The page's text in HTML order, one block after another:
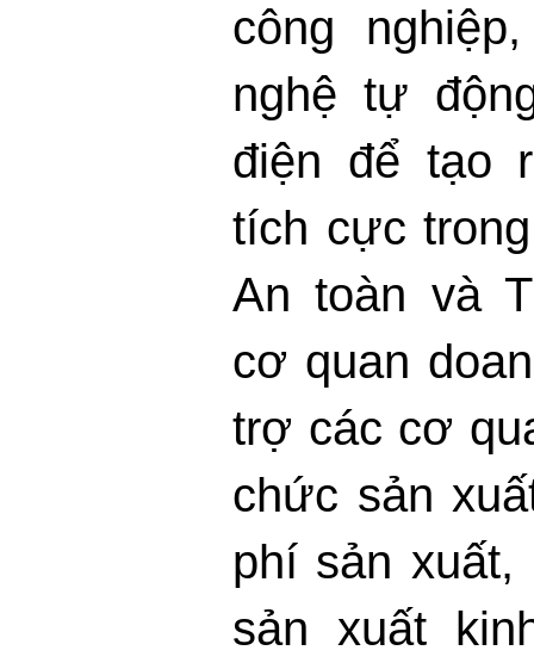
công
nghệ tự
điện để tạo
tích cực
An toàn và
cơ quan
trợ các cơ
chức sản
phí sản xuất,
sản xuất